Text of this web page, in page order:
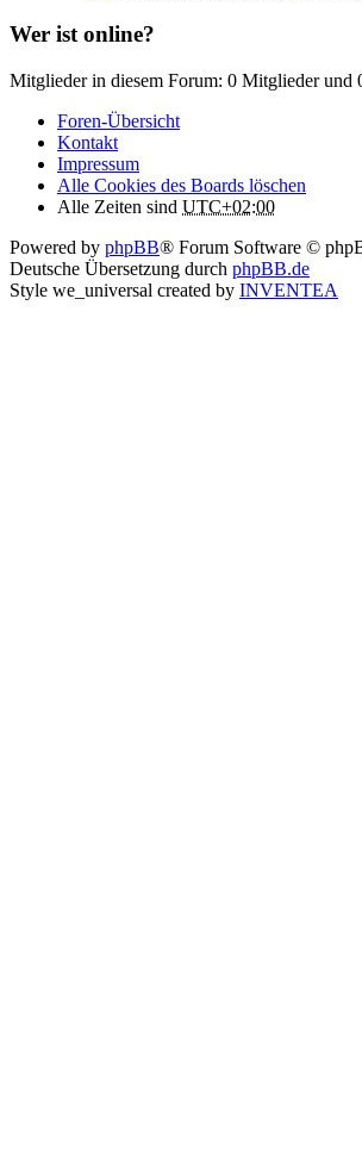
Wer ist online?
Mitglieder in diesem Forum: 0 Mitglieder und
Foren-Übersicht
Kontakt
Impressum
Alle Cookies des Boards löschen
Alle Zeiten sind UTC+02:00
Powered by phpBB® Forum Software ©
Deutsche Übersetzung durch phpBB.de
Style we_universal created by INVENTEA